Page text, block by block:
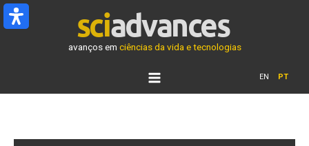
Ir
para
avanços em ciências da vida e tecnologias
EN PT